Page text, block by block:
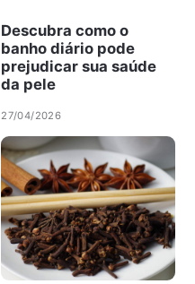
Descubra como o
banho diário pode
prejudicar sua saúde
da pele
27/04/2026